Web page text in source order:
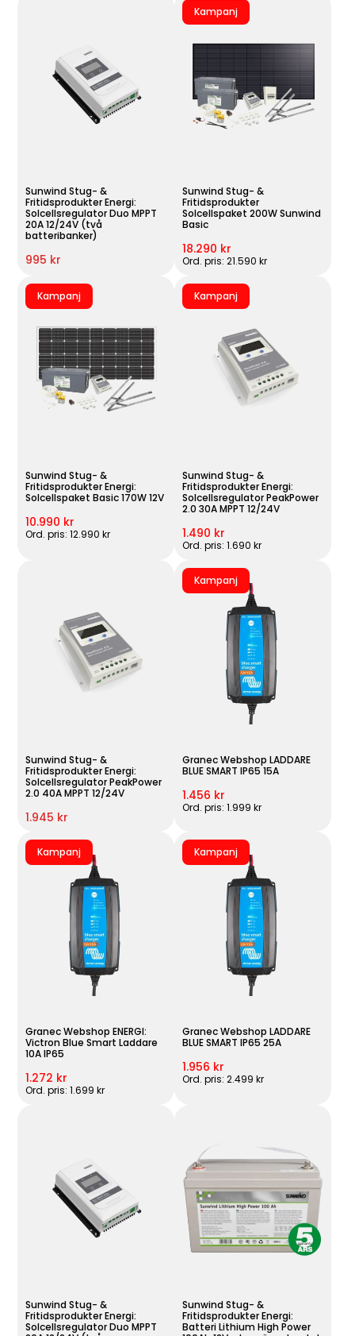
Sunwind Stug- &
Fritidsprodukter Energi:
Solcellsregulator Duo MPPT
20A 12/24V (två
batteribanker)
995 kr
Kampanj
Sunwind Stug- &
Fritidsprodukter
Solcellspaket 200W Sunwind
Basic
18.290 kr
Ord. pris: 21.590 kr
Kampanj
Sunwind Stug- &
Fritidsprodukter Energi:
Solcellspaket Basic 170W 12V
10.990 kr
Ord. pris: 12.990 kr
Kampanj
Sunwind Stug- &
Fritidsprodukter Energi:
Solcellsregulator PeakPower
2.0 30A MPPT 12/24V
1.490 kr
Ord. pris: 1.690 kr
Sunwind Stug- &
Fritidsprodukter Energi:
Solcellsregulator PeakPower
2.0 40A MPPT 12/24V
1.945 kr
Kampanj
Granec Webshop LADDARE
BLUE SMART IP65 15A
1.456 kr
Ord. pris: 1.999 kr
Kampanj
Granec Webshop ENERGI:
Victron Blue Smart Laddare
10A IP65
1.272 kr
Ord. pris: 1.699 kr
Kampanj
Granec Webshop LADDARE
BLUE SMART IP65 25A
1.956 kr
Ord. pris: 2.499 kr
Sunwind Stug- &
Fritidsprodukter Energi:
Solcellsregulator Duo MPPT
Sunwind Stug- &
Fritidsprodukter Energi:
Batteri Lithium High Power